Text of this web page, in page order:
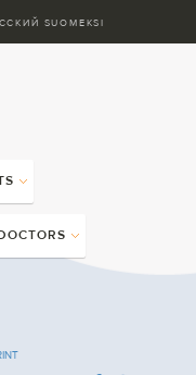
SUOMEKSI